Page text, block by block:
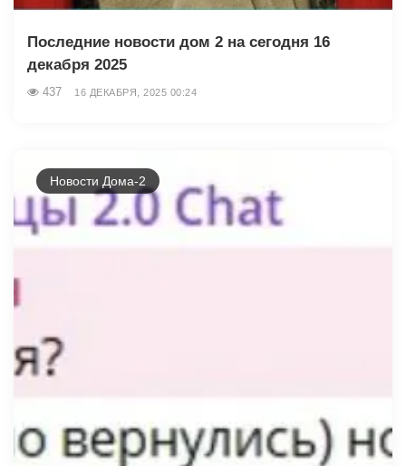
Последние новости дом 2 на сегодня 16
декабря 2025
437 16 ДЕКАБРЯ, 2025 00:24
Новости Дома-2